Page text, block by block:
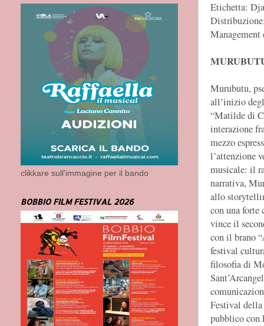
Etichetta:
Murubutu,
all’inizio
“Matilde di
interazione
mezzo
l’attenzione
musicale: il
narrativa,
allo
con una
vince il
con il brano
festival
filosofia di
Festival
pubblico con
clikkare sull'immagine per il bando
BOBBIO FILM FESTIVAL 2026